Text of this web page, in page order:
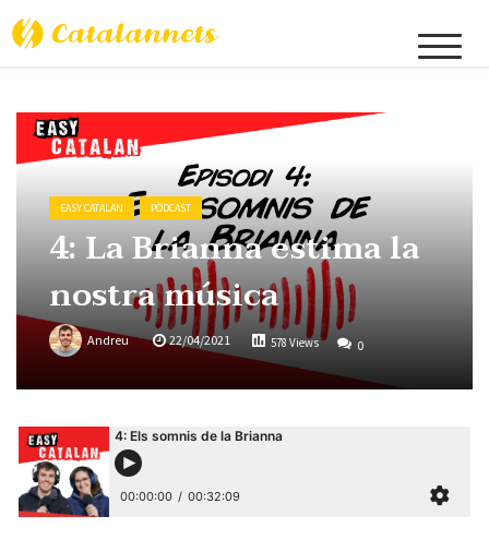
EASY CATALAN PÒDCAST
4: La Brianna estima la
nostra música
Andreu 22/04/2021 578 Views 0